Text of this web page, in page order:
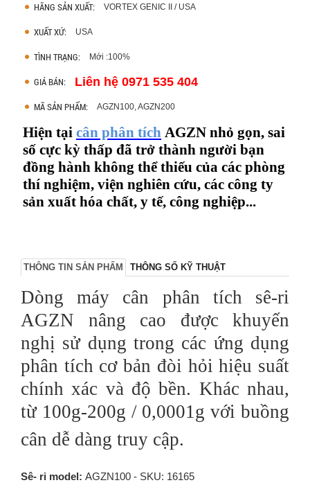
HÃNG SẢN XUẤT: VORTEX GENIC II / USA
XUẤT XỨ: USA
TÌNH TRẠNG: Mới :100%
GIÁ BÁN: Liên hệ 0971 535 404
MÃ SẢN PHẨM: AGZN100, AGZN200
Hiện tại cân phân tích AGZN nhỏ gọn, sai
số cực kỳ thấp đã trở thành người bạn
đồng hành không thể thiếu của các phòng
thí nghiệm, viện nghiên cứu, các công ty
sản xuất hóa chất, y tế, công nghiệp...
THÔNG TIN SẢN PHẨM THÔNG SỐ KỸ THUẬT
Dòng máy cân phân tích sê-ri
AGZN nâng cao được khuyến
nghị sử dụng trong các ứng dụng
phân tích cơ bản đòi hỏi hiệu suất
chính xác và độ bền. Khác nhau,
từ 100g-200g / 0,0001g với buồng
cân dễ dàng truy cập.
Sê- ri model: AGZN100 - SKU: 16165